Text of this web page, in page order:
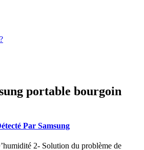
portable bourgoin
Par Samsung
2- Solution du problème de